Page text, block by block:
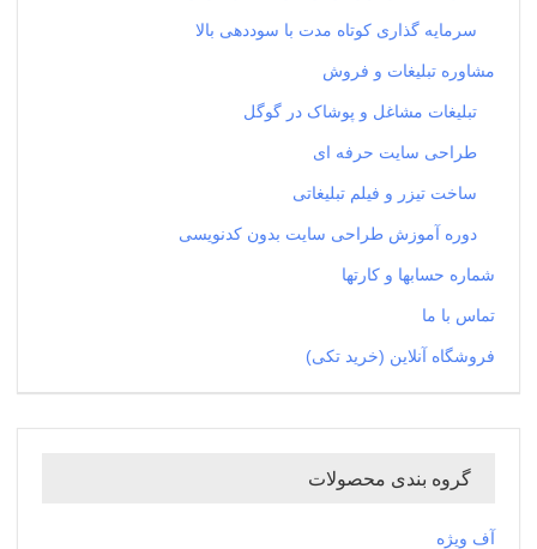
سرمایه گذاری کوتاه مدت با سوددهی بالا
مشاوره تبلیغات و فروش
تبلیغات مشاغل و پوشاک در گوگل
طراحی سایت حرفه ای
ساخت تیزر و فیلم تبلیغاتی
دوره آموزش طراحی سایت بدون کدنویسی
شماره حسابها و کارتها
تماس با ما
فروشگاه آنلاین (خرید تکی)
گروه بندی محصولات
آف ویژه